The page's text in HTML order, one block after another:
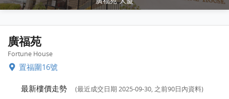
廣福苑
Fortune House
置福圍16號
最新樓價走勢
(最近成交日期 2025-09-30, 之前90日內資料)